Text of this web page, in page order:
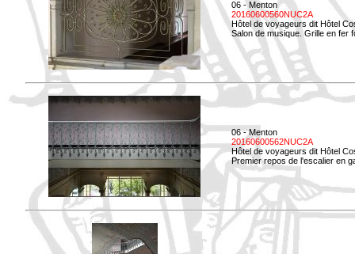
06 - Menton
20160600560NUC2A
Hôtel de voyageurs dit Hôtel
Salon de musique. Grille en fer
06 - Menton
20160600562NUC2A
Hôtel de voyageurs dit Hôtel
Premier repos de l'escalier en